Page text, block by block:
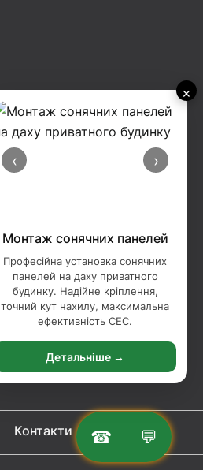
☎ 💬
×
‹ ›
Монтаж сонячних панелей
Професійна установка сонячних
панелей на даху приватного
будинку. Надійне кріплення,
точний кут нахилу, максимальна
ефективність СЕС.
Детальніше →
Контакти